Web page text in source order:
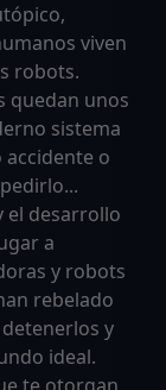
viven
robots.
quedan unos
sistema
o
el desarrollo
a
y robots
rebelado
y
ideal.